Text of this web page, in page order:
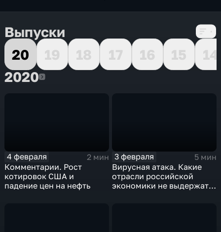
Выпуски
20
19 18 17 16 15
14
20202020
4 февраля
2 мин
Комментарии. Рост
котировок США и
падение цен на нефть
3 февраля
5 мин
Вирусная атака. Какие
отрасли российской
экономики не выдержат